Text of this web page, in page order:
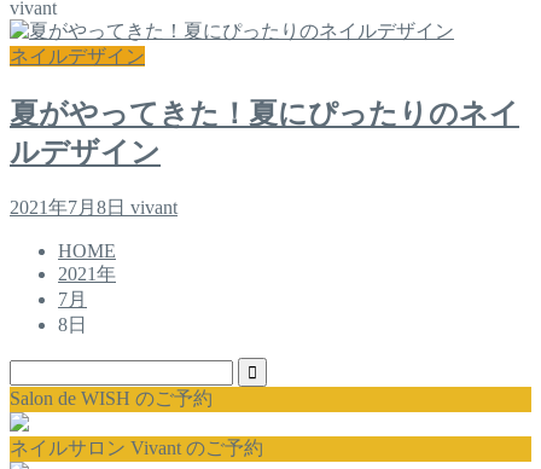
vivant
ネイルデザイン
夏がやってきた！夏にぴったりのネイ
ルデザイン
2021年7月8日 vivant
HOME
2021年
7月
8日
Salon de WISH のご予約
ネイルサロン Vivant のご予約